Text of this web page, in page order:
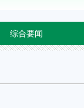
综合要闻